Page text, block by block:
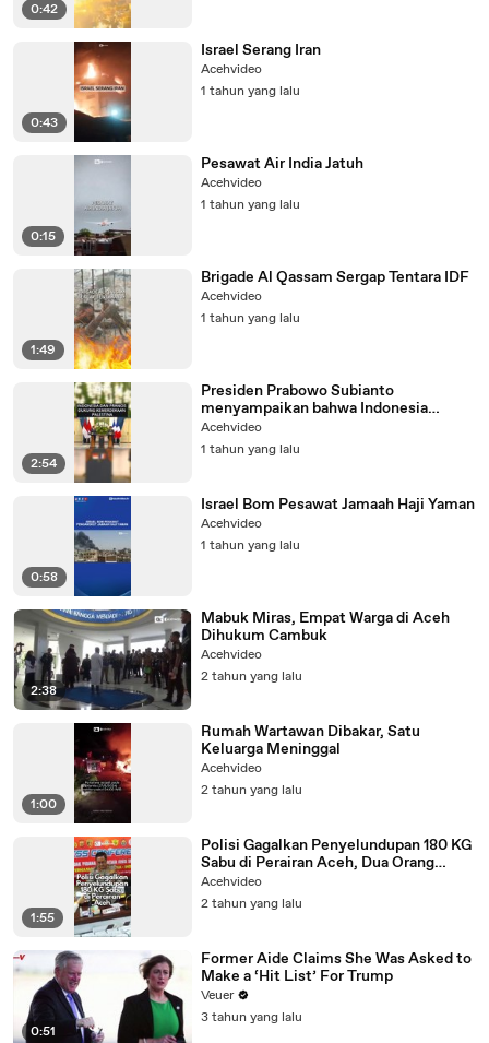
0:42
0:43
Israel Serang Iran
Acehvideo
1 tahun yang lalu
0:15
Pesawat Air India Jatuh
Acehvideo
1 tahun yang lalu
1:49
Brigade Al Qassam Sergap Tentara IDF
Acehvideo
1 tahun yang lalu
2:54
Presiden Prabowo Subianto
menyampaikan bahwa Indonesia
bersedia mengakui Israel jika Israel
terlebih dahulu mengakui
kemerdekaan Palestina. Pernyataan ini
bilateral antara Presiden Prabowo dan
Presiden Prancis Emmanuel Macron
Acehvideo
1 tahun yang lalu
0:58
Israel Bom Pesawat Jamaah Haji Yaman
Acehvideo
1 tahun yang lalu
2:38
Mabuk Miras, Empat Warga di Aceh
Dihukum Cambuk
Acehvideo
2 tahun yang lalu
1:00
Rumah Wartawan Dibakar, Satu
Keluarga Meninggal
Acehvideo
2 tahun yang lalu
1:55
Polisi Gagalkan Penyelundupan 180 KG
Sabu di Perairan Aceh, Dua Orang
Ditangkap
Acehvideo
2 tahun yang lalu
0:51
Former Aide Claims She Was Asked to
Make a ‘Hit List’ For Trump
Veuer
3 tahun yang lalu